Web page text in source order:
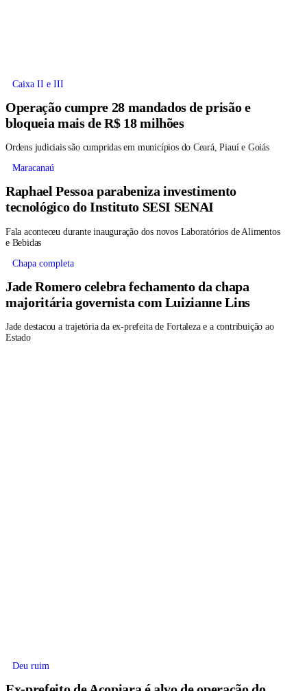
Caixa II e III
Operação cumpre 28 mandados de prisão e
bloqueia mais de R$ 18 milhões
Ordens judiciais são cumpridas em municípios do Ceará, Piauí e Goiás
Maracanaú
Raphael Pessoa parabeniza investimento
tecnológico do Instituto SESI SENAI
Fala aconteceu durante inauguração dos novos Laboratórios de Alimentos
e Bebidas
Chapa completa
Jade Romero celebra fechamento da chapa
majoritária governista com Luizianne Lins
Jade destacou a trajetória da ex-prefeita de Fortaleza e a contribuição ao
Estado
Deu ruim